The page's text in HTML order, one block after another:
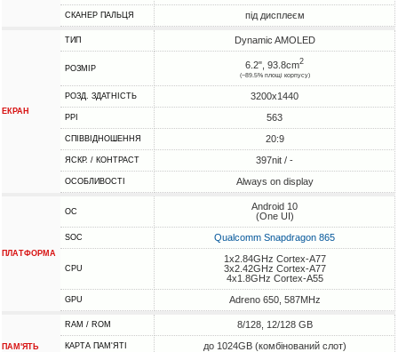
СКАНЕР ПАЛЬЦЯ під дисплеєм
ЕКРАН
ТИП Dynamic AMOLED
РОЗМІР 6.2", 93.8cm2
(~89.5% площі корпусу)
РОЗД. ЗДАТНІСТЬ 3200x1440
PPI 563
СПІВВІДНОШЕННЯ 20:9
ЯСКР. / КОНТРАСТ 397nit / -
ОСОБЛИВОСТІ Always on display
ПЛАТФОРМА
ОС
Android 10
(One UI)
SOC Qualcomm Snapdragon 865
CPU
1x2.84GHz Cortex-A77
3x2.42GHz Cortex-A77
4x1.8GHz Cortex-A55
GPU Adreno 650, 587MHz
ПАМ'ЯТЬ
RAM / ROM 8/128, 12/128 GB
КАРТА ПАМ'ЯТІ до 1024GB (комбінований слот)